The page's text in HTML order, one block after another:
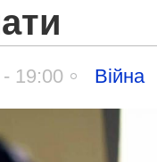
19:00 Війна